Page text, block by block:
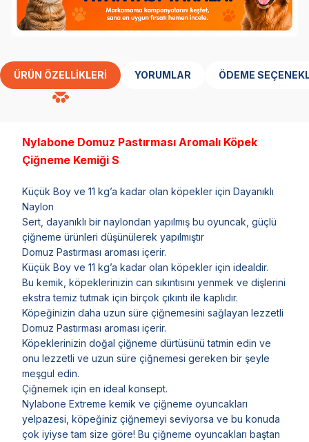
ÜRÜN ÖZELLIKLERI YORUMLAR ÖDEME
Nylabone Domuz Pastırması Aromalı Köpek
Çiğneme Kemiği S
Küçük Boy ve 11 kg’a kadar olan köpekler için Dayanıklı
Naylon
Sert, dayanıklı bir naylondan yapılmış bu oyuncak, güçlü
çiğneme ürünleri düşünülerek yapılmıştır
Domuz Pastırması aroması içerir.
Küçük Boy ve 11 kg’a kadar olan köpekler için idealdir.
Bu kemik, köpeklerinizin can sıkıntısını yenmek ve dişlerini
ekstra temiz tutmak için birçok çıkıntı ile kaplıdır.
Köpeğinizin daha uzun süre çiğnemesini sağlayan lezzetli
Domuz Pastırması aroması içerir.
Köpeklerinizin doğal çiğneme dürtüsünü tatmin edin ve
onu lezzetli ve uzun süre çiğnemesi gereken bir şeyle
meşgul edin.
Çiğnemek için en ideal konsept.
Nylabone Extreme kemik ve çiğneme oyuncakları
yelpazesi, köpeğiniz çiğnemeyi seviyorsa ve bu konuda
çok iyiyse tam size göre! Bu çiğneme oyuncakları baştan